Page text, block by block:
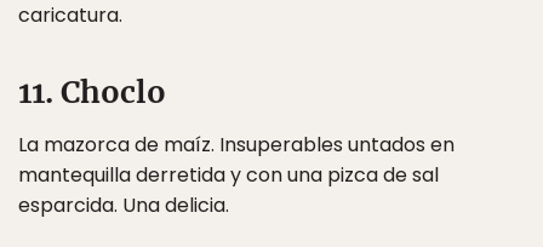
caricatura.
11. Choclo
La mazorca de maíz. Insuperables untados en
mantequilla derretida y con una pizca de sal
esparcida. Una delicia.